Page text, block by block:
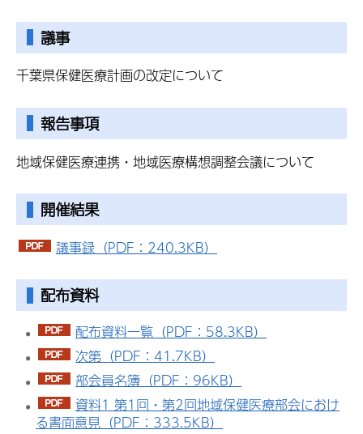
議事
千葉県保健医療計画の改定について
報告事項
地域保健医療連携・地域医療構想調整会議について
開催結果
議事録（PDF：240.3KB）
配布資料
配布資料一覧（PDF：58.3KB）
次第（PDF：41.7KB）
部会員名簿（PDF：96KB）
資料1 第1回・第2回地域保健医療部会におけ
る書面意見（PDF：333.5KB）